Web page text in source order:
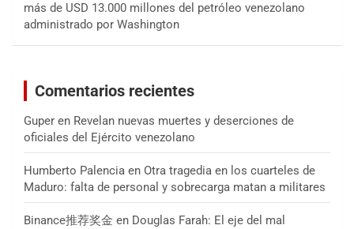
más de USD 13.000 millones del petróleo venezolano
administrado por Washington
Comentarios recientes
Guper en Revelan nuevas muertes y deserciones de
oficiales del Ejército venezolano
Humberto Palencia en Otra tragedia en los cuarteles de
Maduro: falta de personal y sobrecarga matan a militares
Binance推荐奖金 en Douglas Farah: El eje del mal